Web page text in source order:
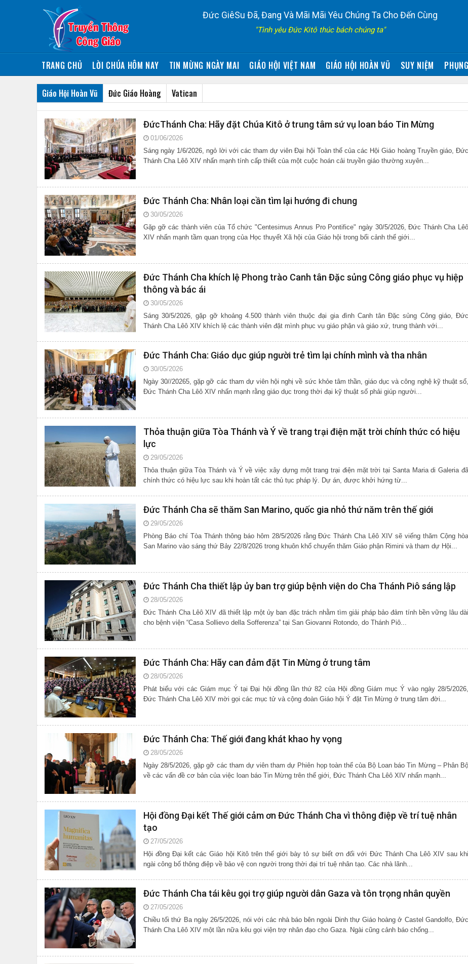
Đức GiêSu Đã, Đang Và Mãi Mãi Yêu Chúng Ta Cho Đến Cùng
"Tình yêu Đức Kitô thúc bách chúng ta"
TRANG CHỦ LỜI CHÚA HÔM NAY TIN MỪNG NGÀY MAI GIÁO HỘI VIỆT NAM GIÁO HỘI HOÀN VŨ SUY NIỆM
Giáo Hội Hoàn Vũ Đức Giáo Hoàng Vatican
ĐứcThánh Cha: Hãy đặt Chúa Kitô ở trung tâm sứ vụ loan báo Tin Mừng
01/06/2026
Sáng ngày 1/6/2026, ngỏ lời với các tham dự viên Đại hội Toàn thể của các Hội Giáo hoàng Truyền giáo, Đức
Thánh Cha Lêô XIV nhấn mạnh tính cấp thiết của một cuộc hoán cải truyền giáo thường xuyên...
Đức Thánh Cha: Nhân loại cần tìm lại hướng đi chung
30/05/2026
Gặp gỡ các thành viên của Tổ chức "Centesimus Annus Pro Pontifice" ngày 30/5/2026, Đức Thánh Cha Lêô
XIV nhấn mạnh tầm quan trọng của Học thuyết Xã hội của Giáo hội trong bối cảnh thế giới...
Đức Thánh Cha khích lệ Phong trào Canh tân Đặc sủng Công giáo phục vụ hiệp
thông và bác ái
30/05/2026
Sáng 30/5/2026, gặp gỡ khoảng 4.500 thành viên thuộc đại gia đình Canh tân Đặc sủng Công giáo, Đức
Thánh Cha Lêô XIV khích lệ các thành viên đặt mình phục vụ giáo phận và giáo xứ, trung thành với...
Đức Thánh Cha: Giáo dục giúp người trẻ tìm lại chính mình và tha nhân
30/05/2026
Ngày 30//20265, gặp gỡ các tham dự viên hội nghị về sức khỏe tâm thần, giáo dục và công nghệ kỹ thuật số,
Đức Thánh Cha Lêô XIV nhấn mạnh rằng giáo dục trong thời đại kỹ thuật số phải giúp người...
Thỏa thuận giữa Tòa Thánh và Ý về trang trại điện mặt trời chính thức có hiệu
lực
29/05/2026
Thỏa thuận giữa Tòa Thánh và Ý về việc xây dựng một trang trại điện mặt trời tại Santa Maria di Galeria đã
chính thức có hiệu lực sau khi hoàn tất các thủ tục pháp lý. Dự án, được khởi hứng từ...
Đức Thánh Cha sẽ thăm San Marino, quốc gia nhỏ thứ năm trên thế giới
29/05/2026
Phòng Báo chí Tòa Thánh thông báo hôm 28/5/2026 rằng Đức Thánh Cha Lêô XIV sẽ viếng thăm Cộng hòa
San Marino vào sáng thứ Bảy 22/8/2026 trong khuôn khổ chuyến thăm Giáo phận Rimini và tham dự Hội...
Đức Thánh Cha thiết lập ủy ban trợ giúp bệnh viện do Cha Thánh Piô sáng lập
28/05/2026
Đức Thánh Cha Lêô XIV đã thiết lập một ủy ban đặc trách nhằm tìm giải pháp bảo đảm tính bền vững lâu dài
cho bệnh viện “Casa Sollievo della Sofferenza” tại San Giovanni Rotondo, do Thánh Piô...
Đức Thánh Cha: Hãy can đảm đặt Tin Mừng ở trung tâm
28/05/2026
Phát biểu với các Giám mục Ý tại Đại hội đồng lần thứ 82 của Hội đồng Giám mục Ý vào ngày 28/5/2026,
Đức Thánh Cha Lêô XIV mời gọi các mục tử và cộng đoàn Giáo hội Ý đặt Tin Mừng ở trung tâm đời...
Đức Thánh Cha: Thế giới đang khát khao hy vọng
28/05/2026
Ngày 28/5/2026, gặp gỡ các tham dự viên tham dự Phiên họp toàn thể của Bộ Loan báo Tin Mừng – Phân Bộ
về các vấn đề cơ bản của việc loan báo Tin Mừng trên thế giới, Đức Thánh Cha Lêô XIV nhấn mạnh...
Hội đồng Đại kết Thế giới cảm ơn Đức Thánh Cha vì thông điệp về trí tuệ nhân
tạo
27/05/2026
Hội đồng Đại kết các Giáo hội Kitô trên thế giới bày tỏ sự biết ơn đối với Đức Thánh Cha Lêô XIV sau khi
ngài công bố thông điệp về bảo vệ con người trong thời đại trí tuệ nhân tạo. Các nhà lãnh...
Đức Thánh Cha tái kêu gọi trợ giúp người dân Gaza và tôn trọng nhân quyền
27/05/2026
Chiều tối thứ Ba ngày 26/5/2026, nói với các nhà báo bên ngoài Dinh thự Giáo hoàng ở Castel Gandolfo, Đức
Thánh Cha Lêô XIV một lần nữa kêu gọi viện trợ nhân đạo cho Gaza. Ngài cũng cảnh báo chống...